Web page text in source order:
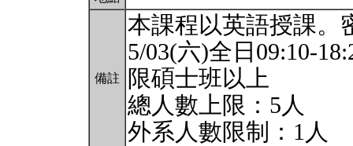
備註
本課程以英語授課。
5/03(六)全日09:10-
限碩士班以上
總人數上限：5人
外系人數限制：1人